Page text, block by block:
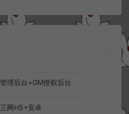
管理后台+GM授权后台
三网H5+安卓